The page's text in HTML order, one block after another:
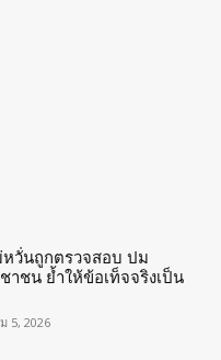
หวั่นถูกตรวจสอบ ปม
าชน ย้ำให้ข้อเท็จจริงเป็น
5, 2026